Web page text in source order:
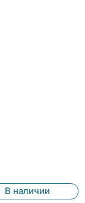
В наличии